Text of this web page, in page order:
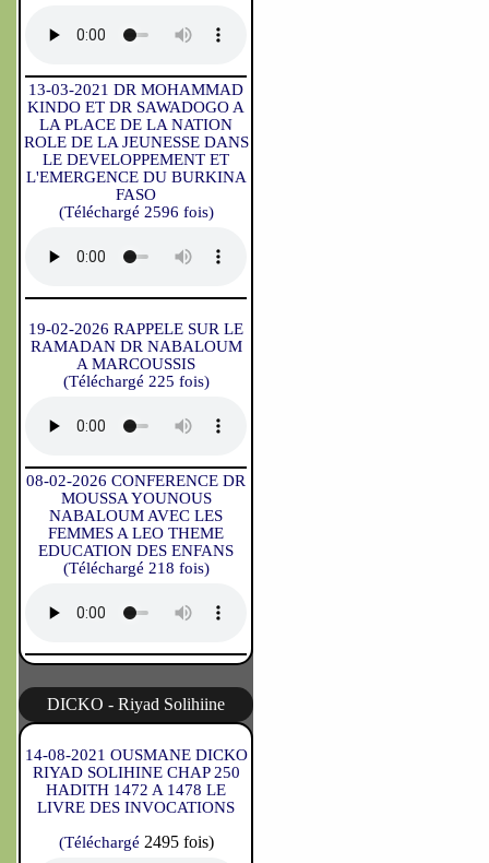
13-03-2021 DR MOHAMMAD
KINDO ET DR SAWADOGO A
LA PLACE DE LA NATION
ROLE DE LA JEUNESSE DANS
LE DEVELOPPEMENT ET
L'EMERGENCE DU BURKINA
FASO
(Téléchargé 2596 fois)
19-02-2026 RAPPELE SUR LE
RAMADAN DR NABALOUM
A MARCOUSSIS
(Téléchargé 225 fois)
08-02-2026 CONFERENCE DR
MOUSSA YOUNOUS
NABALOUM AVEC LES
FEMMES A LEO THEME
EDUCATION DES ENFANS
(Téléchargé 218 fois)
DICKO - Riyad Solihiine
14-08-2021 OUSMANE DICKO
RIYAD SOLIHINE CHAP 250
HADITH 1472 A 1478 LE
LIVRE DES INVOCATIONS
(Téléchargé 2495 fois)